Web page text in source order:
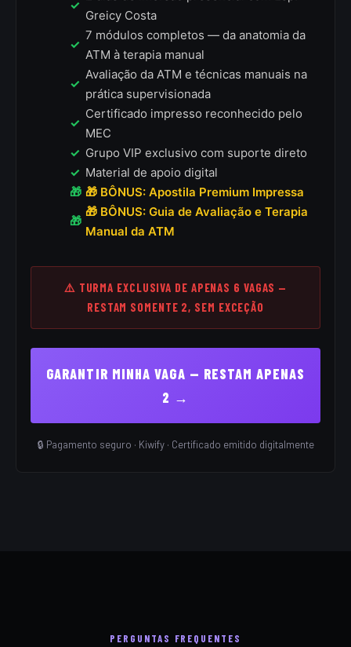
Greicy Costa
7 módulos completos — da anatomia da
ATM à terapia manual
Avaliação da ATM e técnicas manuais na
prática supervisionada
Certificado impresso reconhecido pelo
MEC
Grupo VIP exclusivo com suporte direto
Material de apoio digital
🎁 BÔNUS: Apostila Premium Impressa
🎁 BÔNUS: Guia de Avaliação e Terapia
Manual da ATM
⚠️ TURMA EXCLUSIVA DE APENAS 6 VAGAS —
RESTAM SOMENTE 2, SEM EXCEÇÃO
GARANTIR MINHA VAGA — RESTAM APENAS
2 →
🔒 Pagamento seguro · Kiwify · Certificado emitido digitalmente
PERGUNTAS FREQUENTES